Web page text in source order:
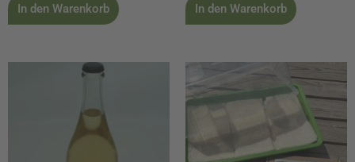
In den Warenkorb In den Warenkorb